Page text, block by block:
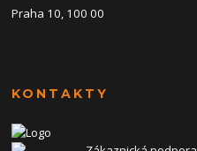
Praha 10, 100 00
KONTAKTY